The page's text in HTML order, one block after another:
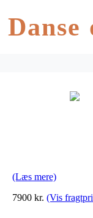
Danse
(Læs mere)
7900 kr. (Vis